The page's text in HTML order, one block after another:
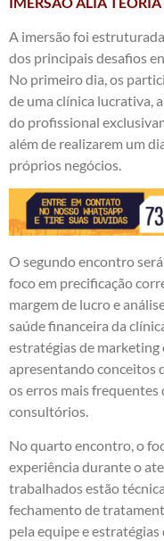
A imersão foi
dos principais desafios
No primeiro dia, os
de uma clínica lucrativa,
do profissional
além de realizarem um
próprios negócios.
O segundo encontro
foco em precificação
margem de lucro e
saúde financeira da
estratégias de marketing
apresentando conceitos
os erros mais
consultórios.
No quarto encontro, o
experiência durante o
trabalhados estão
fechamento de
pela equipe e estratégias